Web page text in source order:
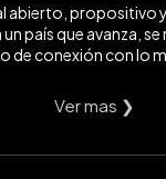
abierto, propositivo
país que avanza, se
de conexión con lo
Ver mas ❯